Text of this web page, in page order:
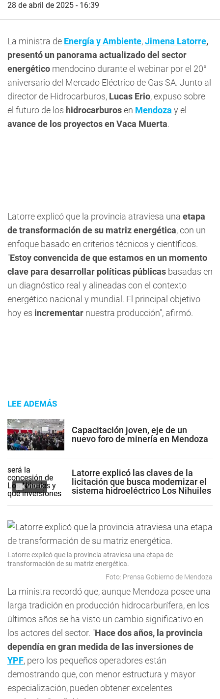
28 de abril de 2025 - 16:39
La ministra de Energía y Ambiente,Jimena Latorre,
presentó un panorama actualizado del sector
energético mendocino durante el webinar por el 20°
aniversario del Mercado Eléctrico de Gas SA. Junto al
director de Hidrocarburos, Lucas Erio, expuso sobre
el futuro de los hidrocarburosen Mendoza y el
avance de los proyectos en Vaca Muerta.
Latorre explicó que la provincia atraviesa una etapa
de transformación de su matriz energética, con un
enfoque basado en criterios técnicos y científicos.
"Estoy convencida de que estamos en un momento
clave para desarrollar políticas públicas basadas en
un diagnóstico real y alineadas con el contexto
energético nacional y mundial. El principal objetivo
hoy es incrementar nuestra producción", afirmó.
LEE ADEMÁS
Capacitación joven, eje de un
nuevo foro de minería en Mendoza
VIDEO
Latorre explicó las claves de la
licitación que busca modernizar el
sistema hidroeléctrico Los Nihuiles
Latorre explicó que la provincia atraviesa una etapa de
transformación de su matriz energética.
Foto: Prensa Gobierno de Mendoza
La ministra recordó que, aunque Mendoza posee una
larga tradición en producción hidrocarburífera, en los
últimos años se ha visto un cambio significativo en
los actores del sector. "Hace dos años, la provincia
dependía en gran medida de las inversiones de
YPF, pero los pequeños operadores están
demostrando que, con menor estructura y mayor
especialización, pueden obtener excelentes